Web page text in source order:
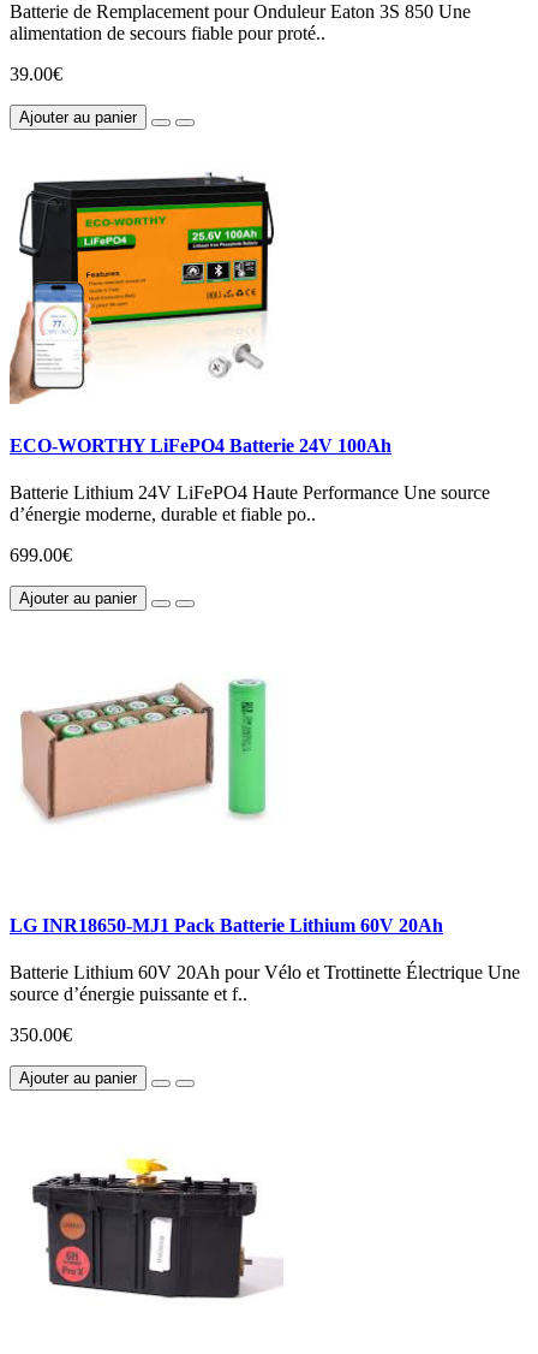
Batterie de Remplacement pour Onduleur Eaton 3S 850 Une
alimentation de secours fiable pour proté..
39.00€
Ajouter au panier
ECO-WORTHY LiFePO4 Batterie 24V 100Ah
Batterie Lithium 24V LiFePO4 Haute Performance Une source
d’énergie moderne, durable et fiable po..
699.00€
Ajouter au panier
LG INR18650-MJ1 Pack Batterie Lithium 60V 20Ah
Batterie Lithium 60V 20Ah pour Vélo et Trottinette Électrique Une
source d’énergie puissante et f..
350.00€
Ajouter au panier